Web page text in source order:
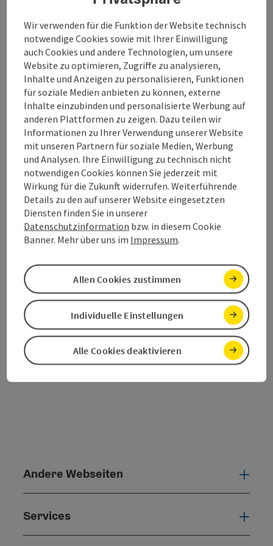
Kontakt
Öffnungszeiten
Anreise/Lage
Barrierefreiheit
Beitrag merken
zum Merkzettel
PDF erstellen
Beitrag drucken
In der Nähe
powered byTOURDATA
Andere Webseiten
Services
Wir verwenden für die Funktion der Website technisch
notwendige Cookies sowie mit Ihrer Einwilligung
auch Cookies und andere Technologien, um unsere
Website zu optimieren, Zugriffe zu analysieren,
Inhalte und Anzeigen zu personalisieren, Funktionen
für soziale Medien anbieten zu können, externe
Inhalte einzubinden und personalisierte Werbung auf
anderen Plattformen zu zeigen. Dazu teilen wir
Informationen zu Ihrer Verwendung unserer Website
mit unseren Partnern für soziale Medien, Werbung
und Analysen. Ihre Einwilligung zu technisch nicht
notwendigen Cookies können Sie jederzeit mit
Wirkung für die Zukunft widerrufen. Weiterführende
Details zu den auf unserer Website eingesetzten
Diensten finden Sie in unserer
Datenschutzinformation bzw. in diesem Cookie
Banner. Mehr über uns im Impressum.
Alle Cookies deaktivieren
Individuelle Einstellungen
Allen Cookies zustimmen